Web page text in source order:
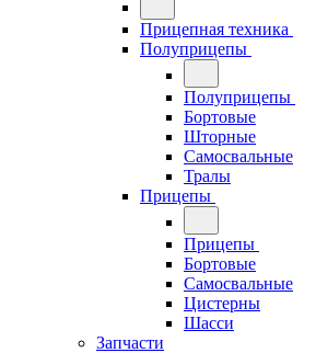
Прицепная техника
Полуприцепы
Полуприцепы
Бортовые
Шторные
Самосвальные
Тралы
Прицепы
Прицепы
Бортовые
Самосвальные
Цистерны
Шасси
Запчасти